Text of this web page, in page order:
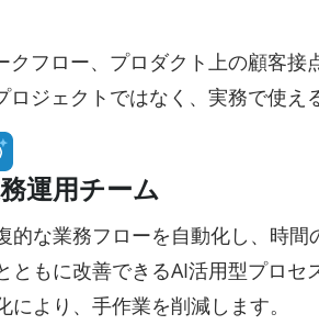
フロー、プロダクト上の顧客
ジェクトではなく、実務で使え
運用チーム
的な業務フローを自動化し、時間
ともに改善できるAI活用型プロセ
により、手作業を削減します。